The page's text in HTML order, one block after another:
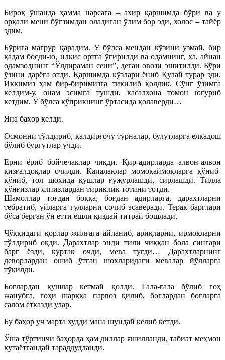
Бироқ ўшанда ҳамма нарсага – ахир қаршимда бўри ва у
орқали мени бўғзимдан оладиган ўлим бор эди, холос – тайёр
эдим.
Бўрига мағрур қарадим. У бўлса мендан кўзини узмай, бир
қадам босди-ю, илкис ортга ўгирилди ва одамнинг, ҳа, айнан
одамзоднинг “Ўлдираман сени”, деган овози эшитилди. Бўри
ўзини дарёга отди. Қаршимда кўзлари ёниб Қулай турар эди.
Иккимиз ҳам бир-биримизга тикилиб қолдик. Сўнг ўзимга
келдим-у, онам эсимга тушди, касалхона томон югуриб
кетдим. У бўлса кўприкнинг ўртасида қолаверди…
Яна баҳор келди.
Осмонни тўлдириб, қалдирғочу турналар, булутларга елкадош
бўлиб бургутлар учди.
Ерни ёриб бойчечаклар чиқди. Қир-адирларда алвон-алвон
қизғалдоқлар очилди. Капалаклар момоқаймоқларга қўниб-
қўниб, тол шохида қушлар ғужурлашди, сирлашди. Тилла
қўнғизлар ялпизлардан тириклик тотини тотди.
Шамоллар тоғдан боққа, боғдан адирларга, дарахтларни
тебратиб, уйларга гулларни сочиб эсаверади. Терак барглари
бўса берган ўн етти ёшли қиздай титрай бошлади.
Чўққидаги қорлар жилғага айланиб, ариқларни, ирмоқларни
тўлдириб оқди. Дарахтлар энди тили чиққан бола сингари
барг ёзди, куртак очди, мева тугди… Дарахтларнинг
деворлардан ошиб ўтган шохларидаги мевалар йўлларга
тўкилди.
Боғлардан қушлар кетмай қолди. Гала-гала бўлиб гоҳ
жанубга, гоҳи шарққа парвоз қилиб, боғлардан боғларга
салом етказди улар.
Бу баҳор уч марта худди мана шундай келиб кетди.
Ўша тўртинчи баҳорда ҳам диллар яшилланди, табиат меҳмон
кутаётгандай тараддудланди.